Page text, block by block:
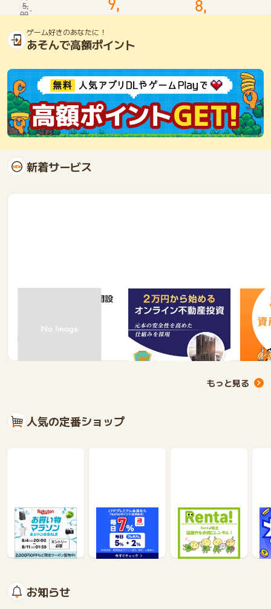
バ
ー
ー
ツ）
達
パ
ー
ト
ナ
ー
募
集
5,
00
2
2,
5
0
0
レ
ブ
ペ
イ
V
i
s
a
I
n
i
0
0
0
ド
（N
ラ
デ
ザ
イ
ン
8,
0
ゲーム好きのあなたに！
あそんで高額ポイント
新着サービス
東京スター銀行 口座開設
口座開設で
4,000
「CAMEL」 Webセミナ
ー参加※8月22日11時開始
セミナー限定
無料会員登録で
5,000
無料会
もっと見る
人気の定番ショップ
楽天市場
1%
Yahoo!ショッピ
ング
1%
電子貸本Renta!
3.5%
テ
お知らせ